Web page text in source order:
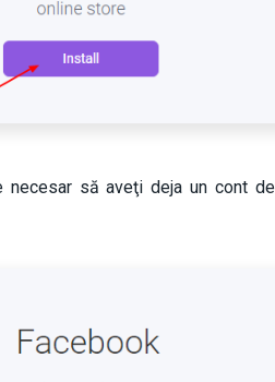
necesar să aveţi deja un cont